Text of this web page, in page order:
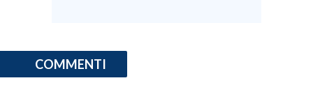
COMMENTI